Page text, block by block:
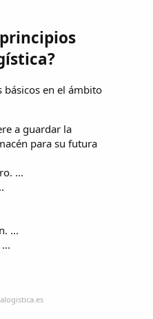
básicos en el ámbito
a guardar la
para su futura
...
...